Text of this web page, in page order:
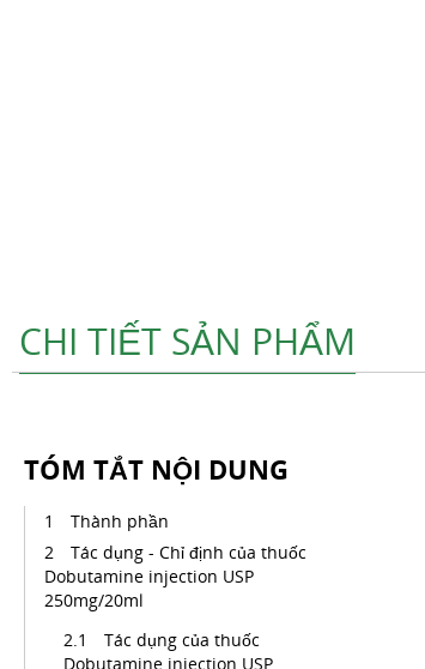
CHI TIẾT SẢN PHẨM
TÓM TẮT NỘI DUNG
Thành phần
Tác dụng - Chỉ định của thuốc
Dobutamine injection USP
250mg/20ml
Tác dụng của thuốc
Dobutamine injection USP